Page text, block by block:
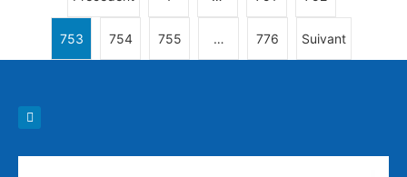
753 754 755 … 776 Suivant